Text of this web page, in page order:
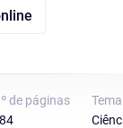
de páginas
Tema